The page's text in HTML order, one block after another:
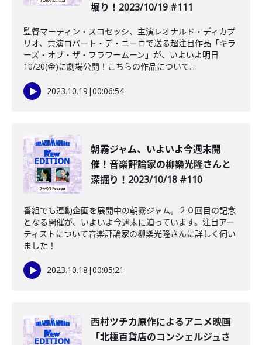
堀り！2023/10/19 #111
監督マーティン・スコセッシ、主演レオナルド・ディカプ
リオ、共演ロバート・デ・ニーロで送る超注目作品「キラ
ーズ・オブ・ザ・フラワームーン」が、いよいよ明日
10/20(金)に劇場公開！こちらの作品について...
2023.10.19 |00:06:54
朝霧ジャム、いよいよ今週末開
催！音楽評論家の柳樂光隆さんと
深掘り！2023/10/18 #110
番組でも連動企画を展開中の朝霧ジャム。２０回目の記念
となる開催が、いよいよ今週末に迫っています。注目アー
ティストについて音楽評論家の柳樂光隆さんに詳しく伺い
ました！
2023.10.18 |00:05:21
️西村ツチカ原作によるアニメ映画
「北極百貨店のコンシェルジュさ